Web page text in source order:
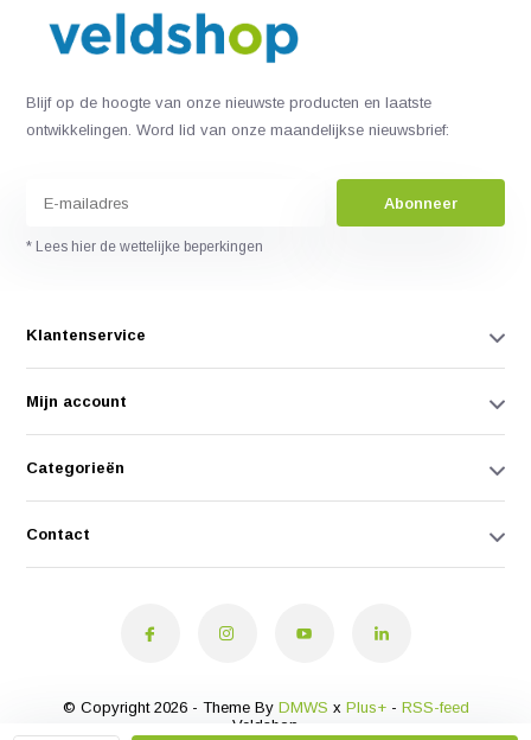
Blijf op de hoogte van onze nieuwste producten en laatste
ontwikkelingen. Word lid van onze maandelijkse nieuwsbrief:
Abonneer
* Lees hier de wettelijke beperkingen
Klantenservice
Mijn account
Categorieën
Contact
© Copyright 2026 - Theme By DMWS x Plus+- RSS-feed
Veldshop